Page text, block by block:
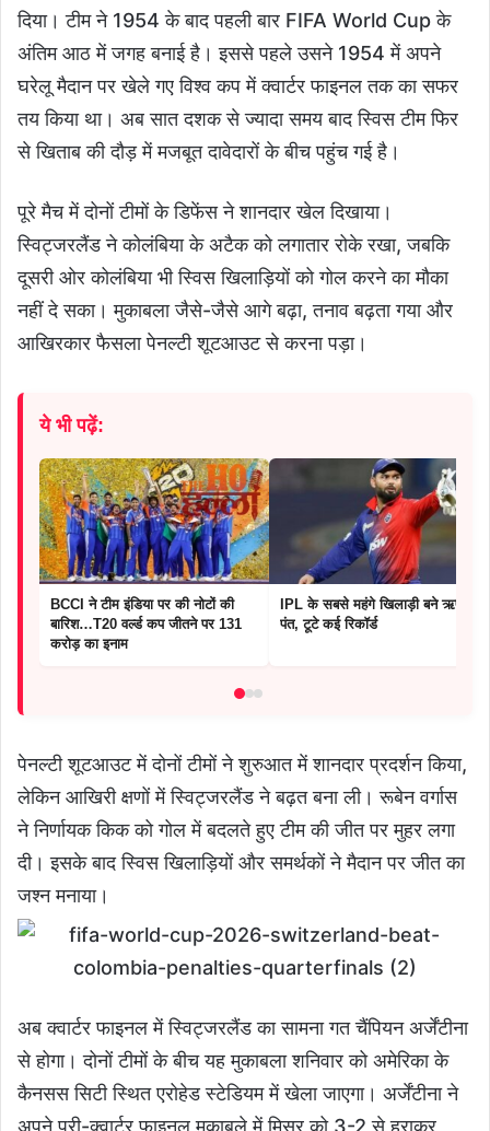
दिया। टीम ने 1954 के बाद पहली बार FIFA World Cup के
अंतिम आठ में जगह बनाई है। इससे पहले उसने 1954 में अपने
घरेलू मैदान पर खेले गए विश्व कप में क्वार्टर फाइनल तक का सफर
तय किया था। अब सात दशक से ज्यादा समय बाद स्विस टीम फिर
से खिताब की दौड़ में मजबूत दावेदारों के बीच पहुंच गई है।
पूरे मैच में दोनों टीमों के डिफेंस ने शानदार खेल दिखाया।
स्विट्जरलैंड ने कोलंबिया के अटैक को लगातार रोके रखा, जबकि
दूसरी ओर कोलंबिया भी स्विस खिलाड़ियों को गोल करने का मौका
नहीं दे सका। मुकाबला जैसे-जैसे आगे बढ़ा, तनाव बढ़ता गया और
आखिरकार फैसला पेनल्टी शूटआउट से करना पड़ा।
ये भी पढ़ें:
BCCI ने टीम इंडिया पर की नोटों की
बारिश…T20 वर्ल्ड कप जीतने पर 131
करोड़ का इनाम
IPL के सबसे महंगे खिलाड़ी बने ऋषभ
पंत, टूटे कई रिकॉर्ड
पेनल्टी शूटआउट में दोनों टीमों ने शुरुआत में शानदार प्रदर्शन किया,
लेकिन आखिरी क्षणों में स्विट्जरलैंड ने बढ़त बना ली। रूबेन वर्गास
ने निर्णायक किक को गोल में बदलते हुए टीम की जीत पर मुहर लगा
दी। इसके बाद स्विस खिलाड़ियों और समर्थकों ने मैदान पर जीत का
जश्न मनाया।
अब क्वार्टर फाइनल में स्विट्जरलैंड का सामना गत चैंपियन अर्जेंटीना
से होगा। दोनों टीमों के बीच यह मुकाबला शनिवार को अमेरिका के
कैनसस सिटी स्थित एरोहेड स्टेडियम में खेला जाएगा। अर्जेंटीना ने
अपने प्री-क्वार्टर फाइनल मुकाबले में मिस्र को 3-2 से हराकर